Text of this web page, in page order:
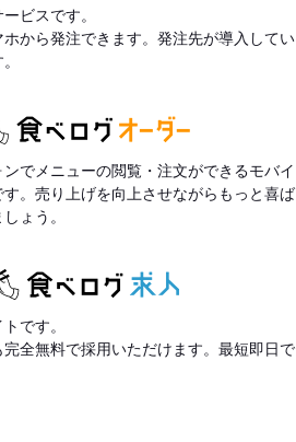
ビスです。
から発注できます。発注先が導入してい
でメニューの閲覧・注文ができるモバイ
。売り上げを向上させながらもっと喜ば
ょう。
です。
全無料で採用いただけます。最短即日で